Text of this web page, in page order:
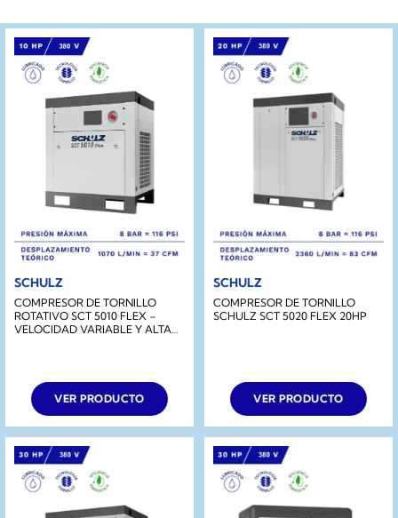
SCHULZ
COMPRESOR DE TORNILLO
ROTATIVO SCT 5010 FLEX –
VELOCIDAD VARIABLE Y ALTA
VER PRODUCTO
SCHULZ
COMPRESOR DE TORNILLO
SCHULZ SCT 5020 FLEX 20HP
VER PRODUCTO